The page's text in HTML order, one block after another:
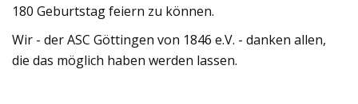
180 Geburtstag feiern zu können.
Wir - der ASC Göttingen von 1846 e.V. - danken allen,
die das möglich haben werden lassen.